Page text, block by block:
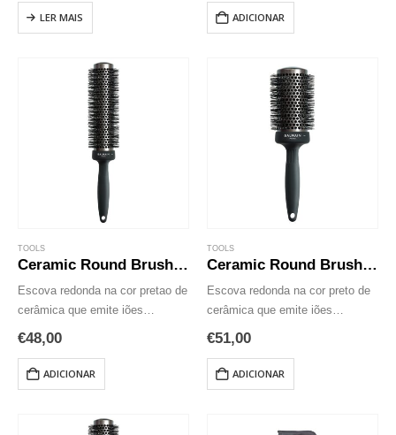
com revestimento cerâmico.
Emite iões negativos que ajudam
LER MAIS
escova redonda profissional com
revestimento cerâmico emite
ADICIONAR
TOOLS
Ceramic Round Brush 43mm
Escova redonda na cor pretao de
cerâmica que emite iões
Ceramic Round Brush 43 mm
escova redonda profissional com
revestimento cerâmico emite
€48,00
ADICIONAR
TOOLS
Ceramic Round Brush 53mm
Escova redonda na cor preto de
cerâmica que emite iões
Emite iões negativos que ajudam
a selar as cutículas, retém
humidade no cabelo para
€51,00
ADICIONAR